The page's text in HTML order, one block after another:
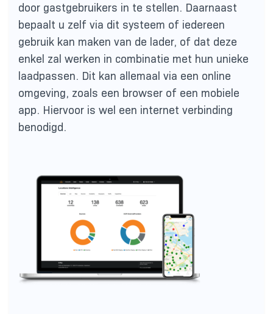
door gastgebruikers in te stellen. Daarnaast
bepaalt u zelf via dit systeem of iedereen
gebruik kan maken van de lader, of dat deze
enkel zal werken in combinatie met hun unieke
laadpassen. Dit kan allemaal via een online
omgeving, zoals een browser of een mobiele
app. Hiervoor is wel een internet verbinding
benodigd.